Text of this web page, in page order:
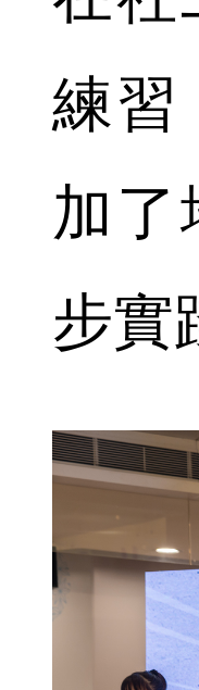
練習
加了
步實